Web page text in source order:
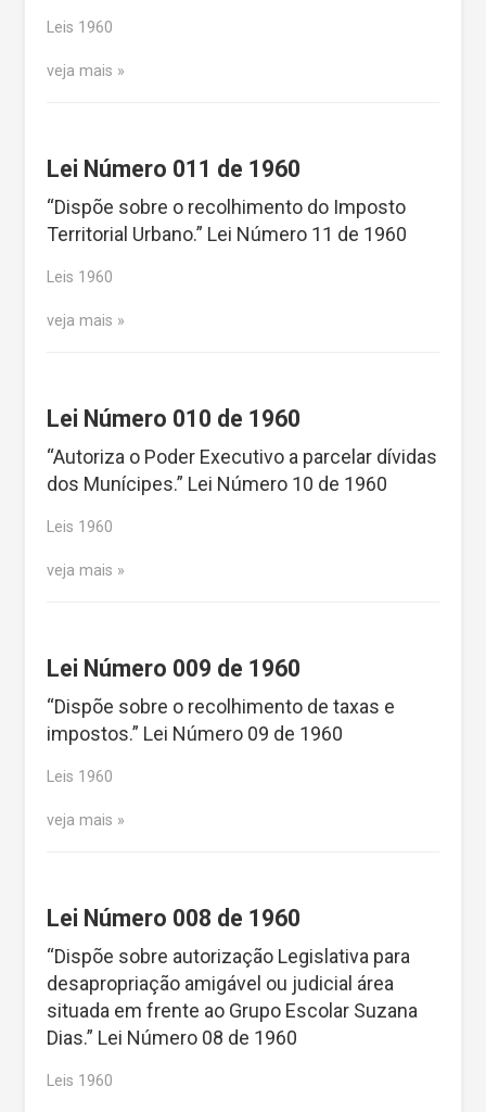
Leis 1960
veja mais
Lei Número 011 de 1960
“Dispõe sobre o recolhimento do Imposto
Territorial Urbano.” Lei Número 11 de 1960
Leis 1960
veja mais
Lei Número 010 de 1960
“Autoriza o Poder Executivo a parcelar dívidas
dos Munícipes.” Lei Número 10 de 1960
Leis 1960
veja mais
Lei Número 009 de 1960
“Dispõe sobre o recolhimento de taxas e
impostos.” Lei Número 09 de 1960
Leis 1960
veja mais
Lei Número 008 de 1960
“Dispõe sobre autorização Legislativa para
desapropriação amigável ou judicial área
situada em frente ao Grupo Escolar Suzana
Dias.” Lei Número 08 de 1960
Leis 1960